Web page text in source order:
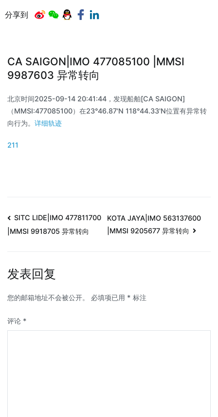
分享到
CA SAIGON|IMO 477085100 |MMSI
9987603 异常转向
北京时间2025-09-14 20:41:44，发现船舶[CA SAIGON]
（MMSI:477085100）在23°46.87'N 118°44.33'N位置有异常转
向行为。 详细轨迹
211
SITC LIDE|IMO 477811700
|MMSI 9918705 异常转向
KOTA JAYA|IMO 563137600
|MMSI 9205677 异常转向
发表回复
您的邮箱地址不会被公开。 必填项已用 * 标注
评论 *